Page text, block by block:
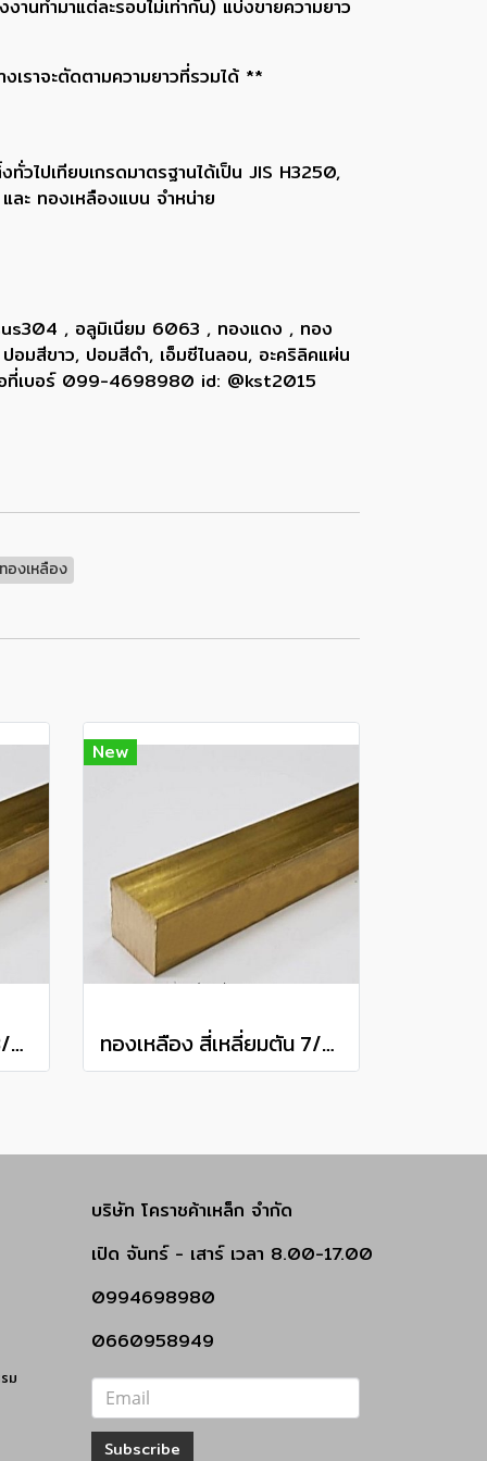
ทำมาแต่ละรอบไม่เท่ากัน) แบ่งขายความยาว
ราจะตัดตามความยาวที่รวมได้ **
วไปเทียบเกรดมาตรฐานได้เป็น JIS H3250,
ละ ทองเหลืองแบน จำหน่าย
, อลูมิเนียม 6063 , ทองแดง , ทอง
มสีขาว, ปอมสีดำ, เอ็มซีไนลอน, อะคริลิคแผ่น
ต่อที่เบอร์ 099-4698980 id: @kst2015
องเหลือง
ทองเหลือง สี่เหลี่ยมตัน 3/8" Brass Square Bar แบ่งขายความยาว 10 เซนติเมตร
New
ทองเหลือง สี่เหลี่ยมตัน 7/8" Brass Square Bar แบ่งขายความยาว 10 เซนติเมตร
ม
บริษัท โคราชค้าเหล็ก จำกัด
เปิด จันทร์ - เสาร์ เวลา 8.00-17.00
0994698980
0660958949
Subscribe